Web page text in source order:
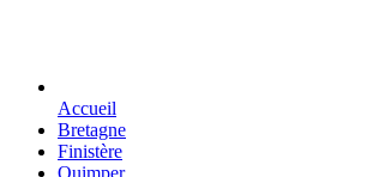
Accueil
Bretagne
Finistère
Quimper